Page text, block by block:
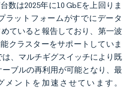
数は2025年に10 GbEを上回りま
ラットフォームがすでにデータ
ていると報告しており、第一波
クラスターをサポートしていま
、マルチギグスイッチにより既
ーブルの再利用が可能となり、最
メントを加速させています。